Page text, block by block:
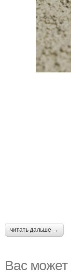
читать дальше →
Вас может